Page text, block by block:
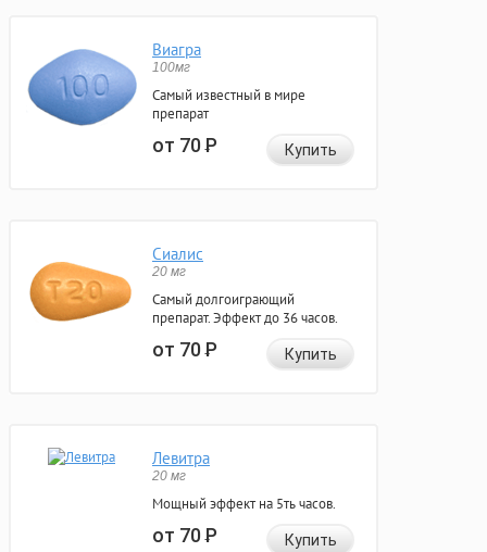
Виагра
100мг
Самый известный в мире
препарат
от 70Р Купить
Сиалис
20 мг
Самый долгоиграющий
препарат. Эффект до 36 часов.
от 70Р Купить
Левитра
20 мг
Мощный эффект на 5ть часов.
от 70Р Купить